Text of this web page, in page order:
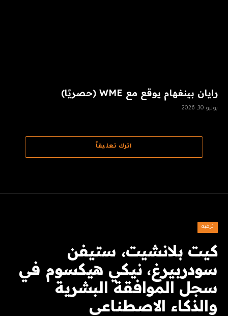
رايان بينغهام يوقع مع WME (حصريًا)
يوليو 30, 2026
اترك تعليقاً
ترفيه
كيت بلانشيت، ستيفن
سودربيرغ، نيكي هيكسوم في
سجل الموافقة البشرية
والذكاء الاصطناعي